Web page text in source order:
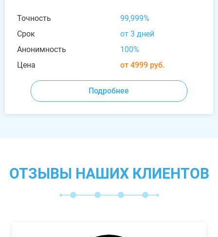
Точность
99,999%
Срок
от 3 дней
Анонимность
100%
Цена
от 4999 руб.
Подробнее
ОТЗЫВЫ НАШИХ КЛИЕНТОВ